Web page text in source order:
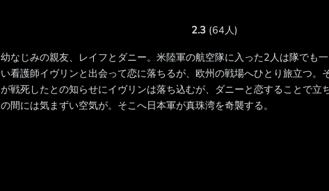
2.3 (64人)
幼なじみの親友、レイフとダニー。米陸軍の航空隊に入った2人は隊でも
い看護師イヴリンと出会って恋に落ちるが、欧州の戦場へひとり旅立つ
が戦死したとの知らせにイヴリンは落ち込むが、ダニーと恋することで
の間には気まずい空気が。そこへ日本軍が真珠湾を奇襲する。